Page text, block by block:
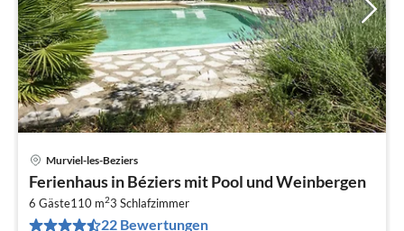
Murviel-les-Beziers
Ferienhaus in Béziers mit Pool und Weinbergen
6 Gäste110 m23 Schlafzimmer
22 Bewertungen